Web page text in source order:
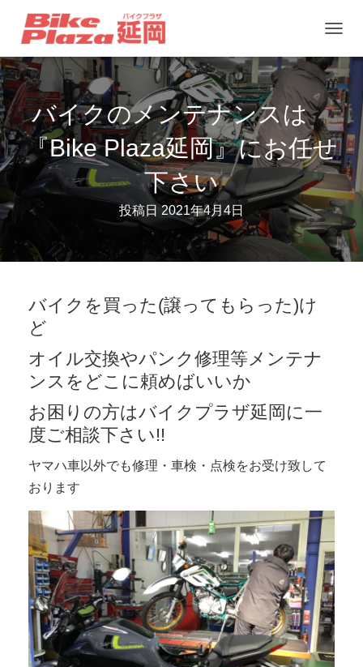
ビ
ゲ
ー
シ
ョ
ン
を
切
り
替
バイクのメンテナンスは
『Bike Plaza延岡』にお任せ
下さい
投稿日 2021年4月4日
バイクを買った(譲ってもらった)け
ど
オイル交換やパンク修理等メンテナ
ンスをどこに頼めばいいか
お困りの方はバイクプラザ延岡に一
度ご相談下さい!!
ヤマハ車以外でも修理・車検・点検をお受け致して
おります